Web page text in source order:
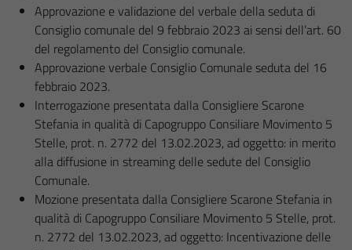
Approvazione e validazione del verbale della seduta di
Consiglio comunale del 9 febbraio 2023 ai sensi dell’art. 60
del regolamento del Consiglio comunale.
Approvazione verbale Consiglio Comunale seduta del 16
febbraio 2023.
Interrogazione presentata dalla Consigliere Scarone
Stefania in qualità di Capogruppo Consiliare Movimento 5
Stelle, prot. n. 2772 del 13.02.2023, ad oggetto: in merito
alla diffusione in streaming delle sedute del Consiglio
Comunale.
Mozione presentata dalla Consigliere Scarone Stefania in
qualità di Capogruppo Consiliare Movimento 5 Stelle, prot.
n. 2772 del 13.02.2023, ad oggetto: Incentivazione delle